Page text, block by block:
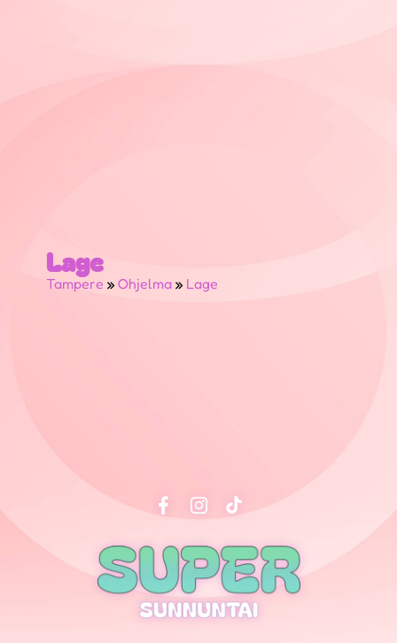
Lage
Tampere »Ohjelma » Lage